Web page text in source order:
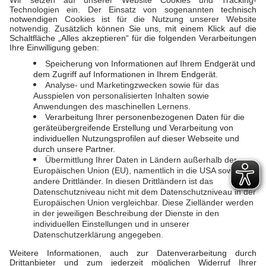
GAS
Erdgasnetz
WASSER
Trinkwasser
BAUVORHABEN
Hausanschlüsse
Planauskunft
Energieausweis
Unternehmen
SOCIAL MEDIA
Instagram
Facebook
LINKS
EVL-Direkt
LahnEnergie